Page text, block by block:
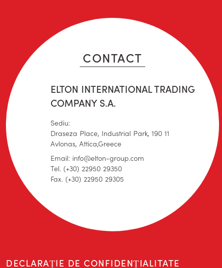
CONTACT
ELTON INTERNATIONAL TRADING
COMPANY S.A.
Sediu:
Draseza Place, Industrial Park, 190 11
Avlonas, Attica,Greece
Email: info@elton-group.com
Tel. (+30) 22950 29350
Fax. (+30) 22950 29305
DECLARAȚIE DE CONFIDENȚIALITATE